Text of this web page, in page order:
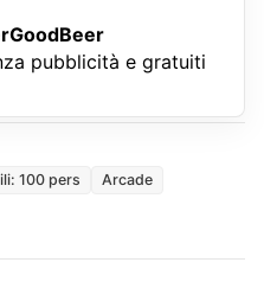
pubblicità e gratuiti
100 pers
Arcade